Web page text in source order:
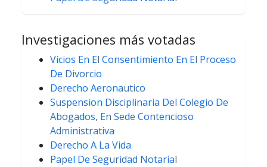
Investigaciones más votadas
Vicios En El Consentimiento En El Proceso
De Divorcio
Derecho Aeronautico
Suspension Disciplinaria Del Colegio De
Abogados, En Sede Contencioso
Administrativa
Derecho A La Vida
Papel De Seguridad Notarial